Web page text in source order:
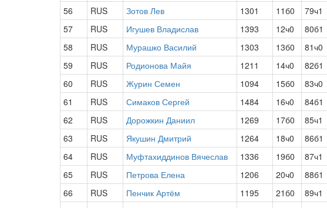
56
RUS Зотов Лев 1301 11б0 79ч1
57
RUS Игушев Владислав 1393 12ч0 80б1
58
RUS Мурашко Василий 1303 13б0 81ч0
59
RUS Родионова Майя 1211 14ч0 82б1
60
RUS Журин Семен 1094 15б0 83ч0
61
RUS Симаков Сергей 1484 16ч0 84б1
62
RUS Дорожкин Даниил 1269 17б0 85ч1
63
RUS Якушин Дмитрий 1264 18ч0 86б1
64
RUS Муфтахиддинов Вячеслав 1336 19б0 87ч1
65
RUS Петрова Елена 1206 20ч0 88б1
66
RUS Пенчик Артём 1195 21б0 89ч1